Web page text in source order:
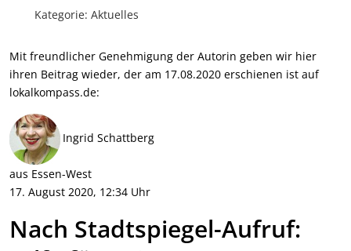
Kategorie: Aktuelles
Mit freundlicher Genehmigung der Autorin geben wir hier
ihren Beitrag wieder, der am 17.08.2020 erschienen ist auf
lokalkompass.de:
Ingrid Schattberg
aus Essen-West
17. August 2020, 12:34 Uhr
Nach Stadtspiegel-Aufruf: